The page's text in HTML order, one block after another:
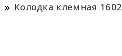
Колодка клемная 1602